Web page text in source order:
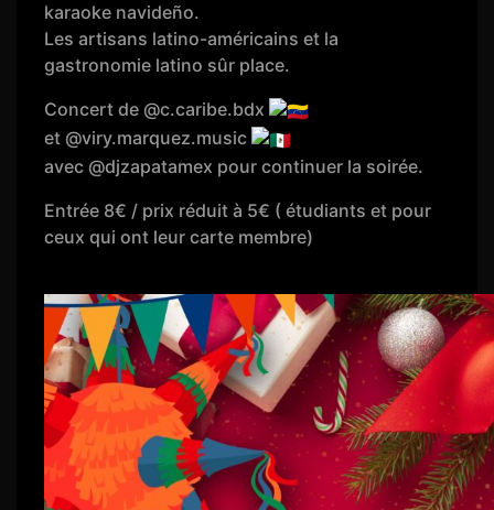
karaoke navideño.
Les artisans latino-américains et la
gastronomie latino sûr place.
Concert de @c.caribe.bdx
et @viry.marquez.music
avec @djzapatamex pour continuer la soirée.
Entrée 8€ / prix réduit à 5€ ( étudiants et pour
ceux qui ont leur carte membre)